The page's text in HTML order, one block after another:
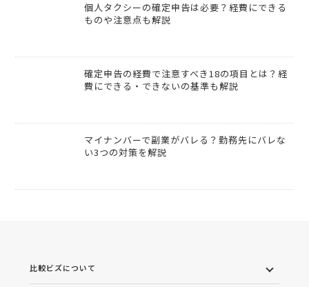
個人タクシーの確定申告は必要？経費にできる
ものや注意点も解説
確定申告の経費で注意すべき18の項目とは？経
費にできる・できないの基準も解説
マイナンバーで副業がバレる？勤務先にバレな
い3つの対策を解説
比較ビズについて